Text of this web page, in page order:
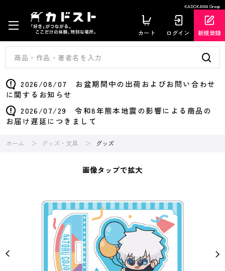
KADOKAWA Group
カート ログイン 新規登録
2026/08/07 お盆期間中の出荷およびお問い合わせ
に関するお知らせ
2026/07/29 令和8年熊本地震の影響による商品の
お届け遅延につきまして
ホーム グッズ・文具 グッズ
画像タップで拡大